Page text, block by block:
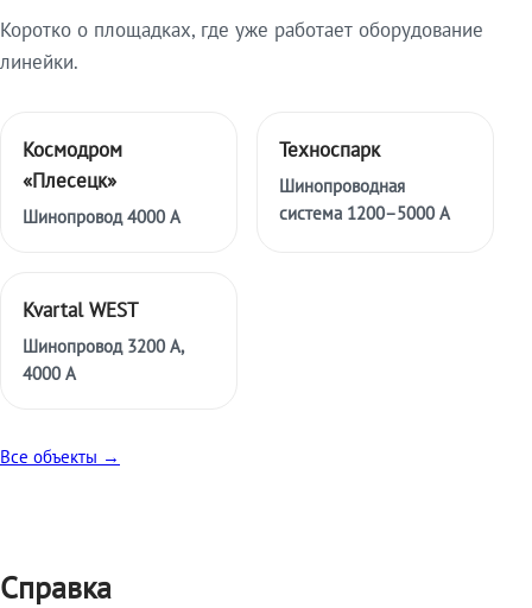
Коротко о площадках, где уже работает оборудование
линейки.
Космодром
«Плесецк»
Шинопровод 4000 А
Техноспарк
Шинопроводная
система 1200–5000 А
Kvartal WEST
Шинопровод 3200 А,
4000 А
Все объекты →
Справка